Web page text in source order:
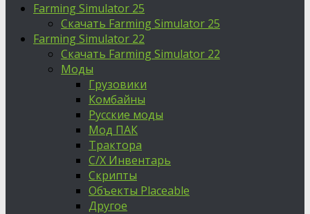
Farming Simulator 25
Скачать Farming Simulator 25
Farming Simulator 22
Скачать Farming Simulator 22
Моды
Грузовики
Комбайны
Русские моды
Мод ПАК
Трактора
С/Х Инвентарь
Скрипты
Объекты Placeable
Другое